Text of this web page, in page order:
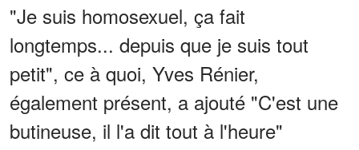
"Je suis homosexuel, ça fait
longtemps... depuis que je suis tout
petit", ce à quoi, Yves Rénier,
également présent, a ajouté "C'est une
butineuse, il l'a dit tout à l'heure"